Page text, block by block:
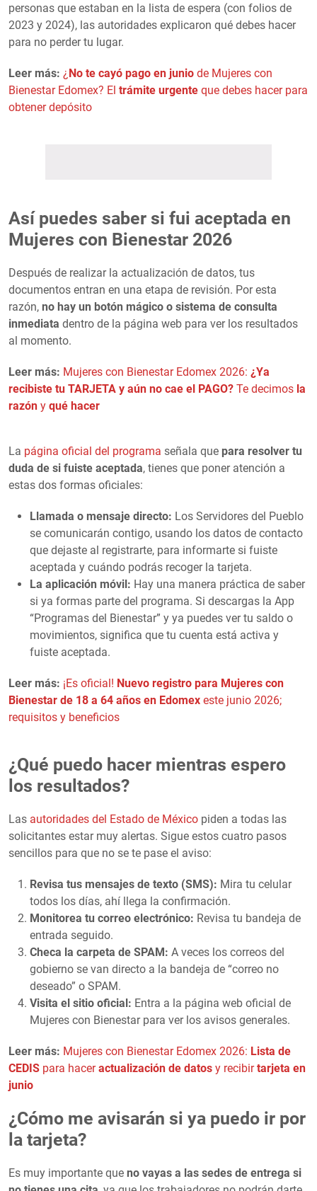
personas que estaban en la lista de espera (con folios de
2023 y 2024), las autoridades explicaron qué debes hacer
para no perder tu lugar.
Leer más: ¿ No te cayó pago en junio de Mujeres con
Bienestar Edomex? El trámite urgente que debes hacer para
obtener depósito
Así puedes saber si fui aceptada en
Mujeres con Bienestar 2026
Después de realizar la actualización de datos, tus
documentos entran en una etapa de revisión. Por esta
razón, no hay un botón mágico o sistema de consulta
inmediata dentro de la página web para ver los resultados
al momento.
Leer más: Mujeres con Bienestar Edomex 2026: ¿Ya
recibiste tu TARJETA y aún no cae el PAGO? Te decimos la
razón y qué hacer
La página oficial del programa señala que para resolver tu
duda de si fuiste aceptada, tienes que poner atención a
estas dos formas oficiales:
Llamada o mensaje directo: Los Servidores del Pueblo
se comunicarán contigo, usando los datos de contacto
que dejaste al registrarte, para informarte si fuiste
aceptada y cuándo podrás recoger la tarjeta.
La aplicación móvil: Hay una manera práctica de saber
si ya formas parte del programa. Si descargas la App
“Programas del Bienestar” y ya puedes ver tu saldo o
movimientos, significa que tu cuenta está activa y
fuiste aceptada.
Leer más: ¡Es oficial! Nuevo registro para Mujeres con
Bienestar de 18 a 64 años en Edomex este junio 2026;
requisitos y beneficios
¿Qué puedo hacer mientras espero
los resultados?
Las autoridades del Estado de México piden a todas las
solicitantes estar muy alertas. Sigue estos cuatro pasos
sencillos para que no se te pase el aviso:
Revisa tus mensajes de texto (SMS): Mira tu celular
todos los días, ahí llega la confirmación.
Monitorea tu correo electrónico: Revisa tu bandeja de
entrada seguido.
Checa la carpeta de SPAM: A veces los correos del
gobierno se van directo a la bandeja de “correo no
deseado” o SPAM.
Visita el sitio oficial: Entra a la página web oficial de
Mujeres con Bienestar para ver los avisos generales.
Leer más: Mujeres con Bienestar Edomex 2026: Lista de
CEDIS para haceractualización de datos y recibirtarjeta en
junio
¿Cómo me avisarán si ya puedo ir por
la tarjeta?
Es muy importante que no vayas a las sedes de entrega si